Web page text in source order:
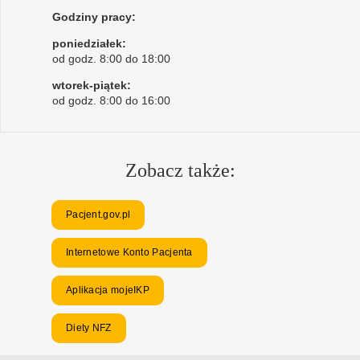
Godziny pracy:
poniedziałek:
od godz. 8:00 do 18:00
wtorek-piątek:
od godz. 8:00 do 16:00
Zobacz także:
Pacjent.gov.pl
Internetowe Konto Pacjenta
Aplikacja mojeIKP
Diety NFZ